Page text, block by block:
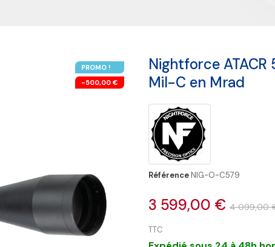
PROMO !
-500,00 €
Nightforce
Mil-C en Mrad
RéférenceNIG-O-C579
3 599,00 € 4 099,00
TTC